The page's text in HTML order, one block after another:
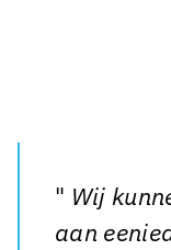
Wij
aan